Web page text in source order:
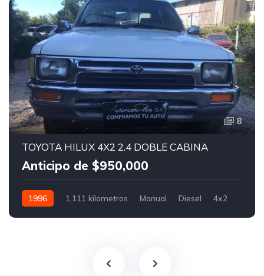
8
TOYOTA HILUX 4X2 2.4 DOBLE CABINA
Anticipo de $950,000
1996 1,111 kilometros Manual Diesel 4x2